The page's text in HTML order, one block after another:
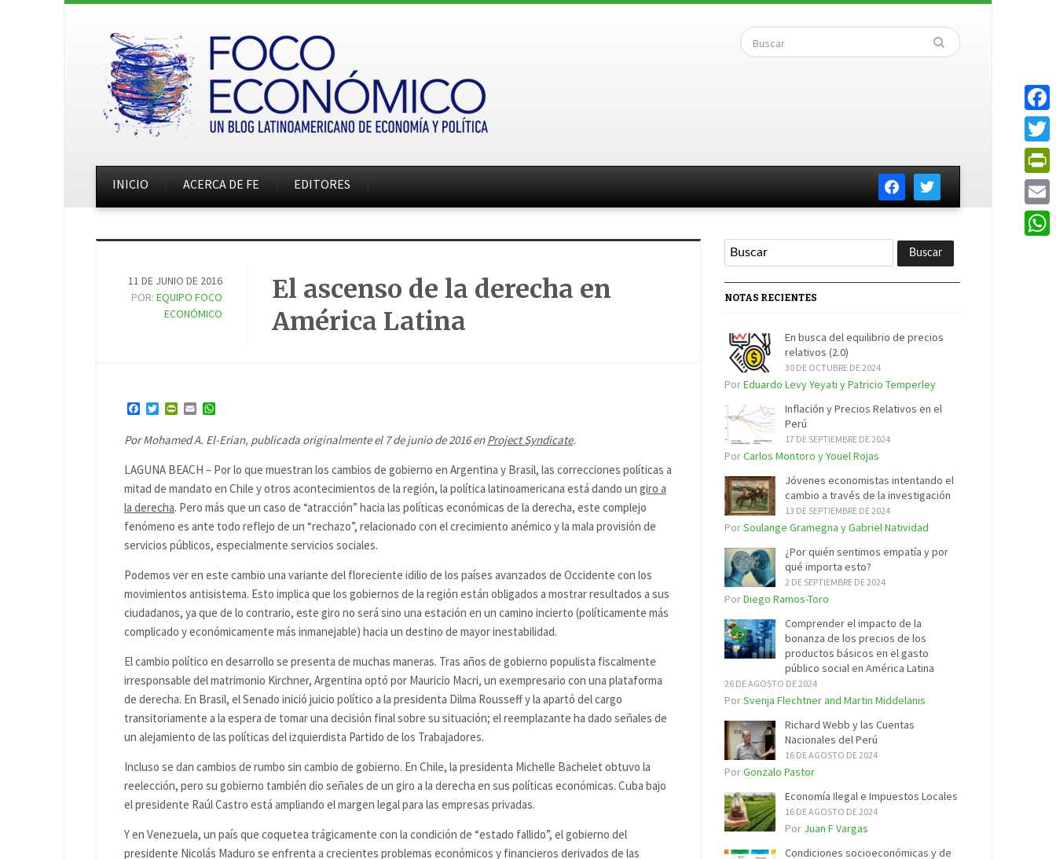
facebooktwitter
INICIO ACERCA DE FE EDITORES
11 DE JUNIO DE 2016
POR:EQUIPO FOCO
ECONÓMICO
El ascenso de la derecha en
América Latina
Facebook
TwitterPrintFriendly
Email
Por Mohamed A. El-Erian, publicada originalmente el 7 de junio de 2016 enProject Syndicate.
LAGUNA BEACH – Por lo que muestran los cambios de gobierno en Argentina y Brasil, las correcciones políticas a
mitad de mandato en Chile y otros acontecimientos de la región, la política latinoamericana está dando un giro a
la derecha. Pero más que un caso de “atracción” hacia las políticas económicas de la derecha, este complejo
fenómeno es ante todo reflejo de un “rechazo”, relacionado con el crecimiento anémico y la mala provisión de
servicios públicos, especialmente servicios sociales.
Podemos ver en este cambio una variante del floreciente idilio de los países avanzados de Occidente con los
movimientos antisistema. Esto implica que los gobiernos de la región están obligados a mostrar resultados a sus
ciudadanos, ya que de lo contrario, este giro no será sino una estación en un camino incierto (políticamente más
complicado y económicamente más inmanejable) hacia un destino de mayor inestabilidad.
El cambio político en desarrollo se presenta de muchas maneras. Tras años de gobierno populista fiscalmente
irresponsable del matrimonio Kirchner, Argentina optó por Mauricio Macri, un exempresario con una plataforma
de derecha. En Brasil, el Senado inició juicio político a la presidenta Dilma Rousseff y la apartó del cargo
transitoriamente a la espera de tomar una decisión final sobre su situación; el reemplazante ha dado señales de
un alejamiento de las políticas del izquierdista Partido de los Trabajadores.
Incluso se dan cambios de rumbo sin cambio de gobierno. En Chile, la presidenta Michelle Bachelet obtuvo la
reelección, pero su gobierno también dio señales de un giro a la derecha en sus políticas económicas. Cuba bajo
el presidente Raúl Castro está ampliando el margen legal para las empresas privadas.
Y en Venezuela, un país que coquetea trágicamente con la condición de “estado fallido”, el gobierno del
presidente Nicolás Maduro se enfrenta a crecientes problemas económicos y financieros derivados de las
NOTAS RECIENTES
En busca del equilibrio de precios
relativos (2.0)
30 DE OCTUBRE DE 2024
PorEduardo Levy Yeyati y Patricio Temperley
Inflación y Precios Relativos en el
Perú
17 DE SEPTIEMBRE DE 2024
PorCarlos Montoro y Youel Rojas
Jóvenes economistas intentando el
cambio a través de la investigación
13 DE SEPTIEMBRE DE 2024
PorSoulange Gramegna y Gabriel Natividad
¿Por quién sentimos empatía y por
qué importa esto?
2 DE SEPTIEMBRE DE 2024
PorDiego Ramos-Toro
Comprender el impacto de la
bonanza de los precios de los
productos básicos en el gasto
público social en América Latina
26 DE AGOSTO DE 2024
PorSvenja Flechtner and Martin Middelanis
Richard Webb y las Cuentas
Nacionales del Perú
16 DE AGOSTO DE 2024
PorGonzalo Pastor
Economía Ilegal e Impuestos Locales
16 DE AGOSTO DE 2024
Por Juan F Vargas
Condiciones socioeconómicas y de
Email